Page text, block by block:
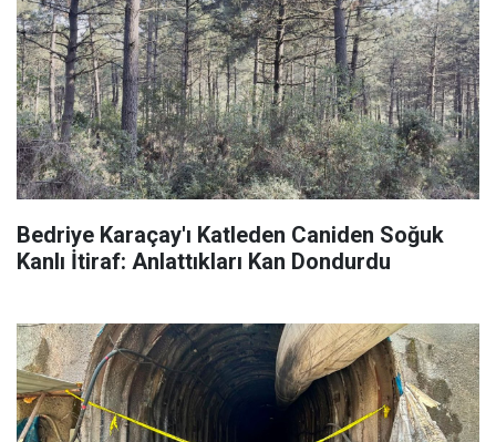
Bedriye Karaçay'ı Katleden Caniden Soğuk
Kanlı İtiraf: Anlattıkları Kan Dondurdu